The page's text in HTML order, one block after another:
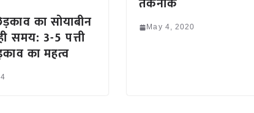
का सोयाबीन
समय: 3-5 पत्ती
का महत्व
May 4, 2020